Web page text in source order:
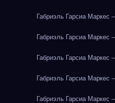
Габриэль Гарсиа Маркес
Габриэль Гарсиа Маркес
Габриэль Гарсиа Маркес
Габриэль Гарсиа Маркес
Габриэль Гарсиа Маркес